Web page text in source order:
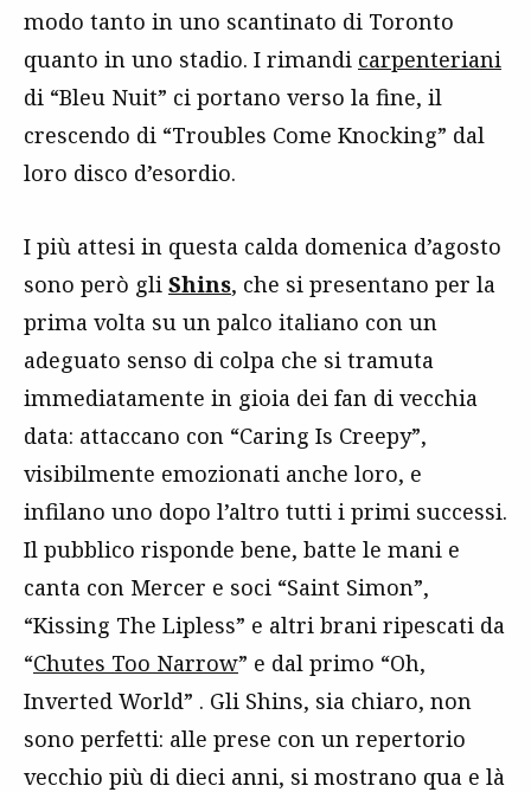
modo tanto in uno scantinato di Toronto
quanto in uno stadio. I rimandi carpenteriani
di “Bleu Nuit” ci portano verso la fine, il
crescendo di “Troubles Come Knocking” dal
loro disco d’esordio.
I più attesi in questa calda domenica d’agosto
sono però gli Shins, che si presentano per la
prima volta su un palco italiano con un
adeguato senso di colpa che si tramuta
immediatamente in gioia dei fan di vecchia
data: attaccano con “Caring Is Creepy”,
visibilmente emozionati anche loro, e
infilano uno dopo l’altro tutti i primi successi.
Il pubblico risponde bene, batte le mani e
canta con Mercer e soci “Saint Simon”,
“Kissing The Lipless” e altri brani ripescati da
“Chutes Too Narrow” e dal primo “Oh,
Inverted World” . Gli Shins, sia chiaro, non
sono perfetti: alle prese con un repertorio
vecchio più di dieci anni, si mostrano qua e là